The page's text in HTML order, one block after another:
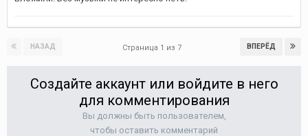
НАЗАД ВПЕРЁД
Страница 1 из 7
Создайте аккаунт или войдите в него
для комментирования
Вы должны быть пользователем,
чтобы оставить комментарий